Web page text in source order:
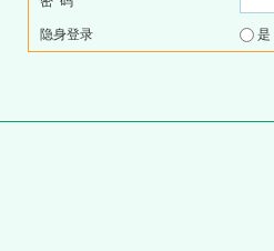
隐身登录